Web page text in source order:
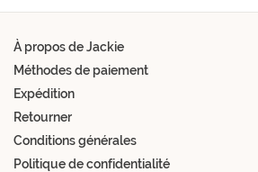
À propos de Jackie
Méthodes de paiement
Expédition
Retourner
Conditions générales
Politique de confidentialité